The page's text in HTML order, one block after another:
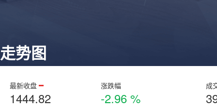
走势图
最新收盘
1444.82
涨跌幅
-2.96 %
成